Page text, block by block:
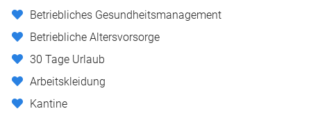
Betriebliches Gesundheitsmanagement
Betriebliche Altersvorsorge
30 Tage Urlaub
Arbeitskleidung
Kantine